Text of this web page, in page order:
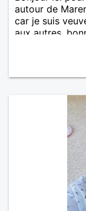
autour de
car je suis
aux autres,